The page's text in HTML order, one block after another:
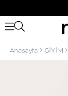
Anasayfa GİYİM